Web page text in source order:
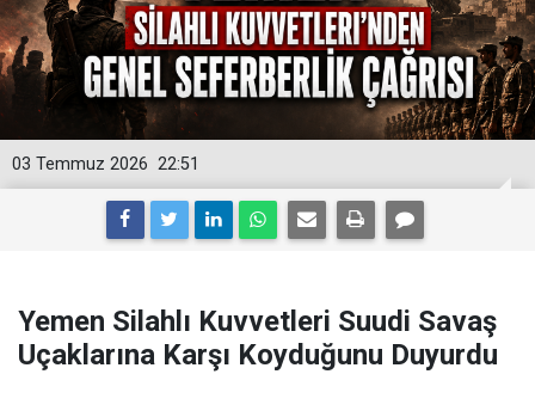
22:51
03 Temmuz 2026
Yemen Silahlı Kuvvetleri Suudi Savaş
Uçaklarına Karşı Koyduğunu Duyurdu